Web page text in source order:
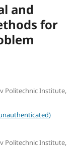
and
for
Politechnic Institute,
Politechnic Institute,